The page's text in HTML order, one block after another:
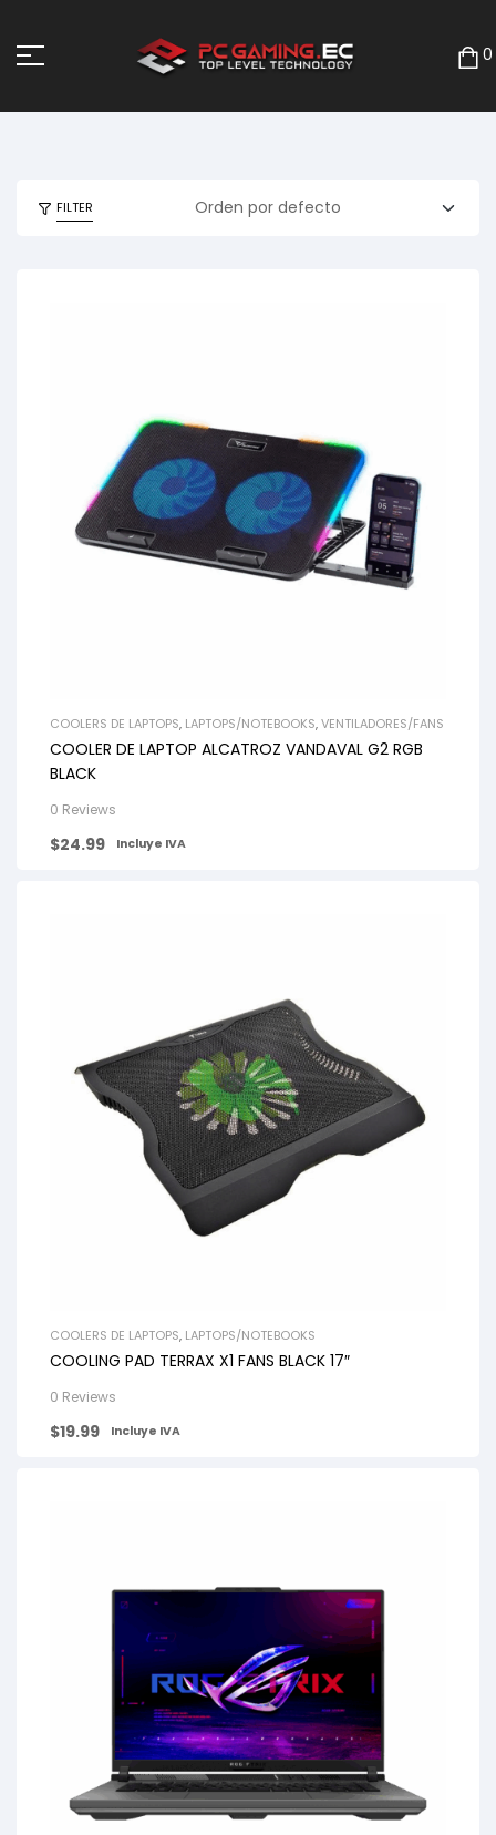
0
FILTER
COOLERS DE LAPTOPS, LAPTOPS/NOTEBOOKS,VENTILADORES/FANS
COOLER DE LAPTOP ALCATROZ VANDAVAL G2 RGB
BLACK
0 Reviews
$24.99 Incluye IVA
COOLERS DE LAPTOPS, LAPTOPS/NOTEBOOKS
COOLING PAD TERRAX X1 FANS BLACK 17″
0 Reviews
$19.99 Incluye IVA